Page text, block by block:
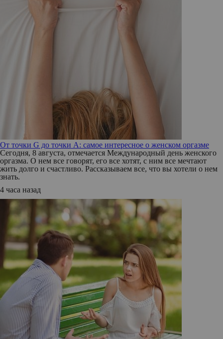
От точки G до точки A: самое интересное о женском оргазме
Сегодня, 8 августа, отмечается Международный день женского
оргазма. О нем все говорят, его все хотят, с ним все мечтают
жить долго и счастливо. Рассказываем все, что вы хотели о нем
знать.
4 часа назад